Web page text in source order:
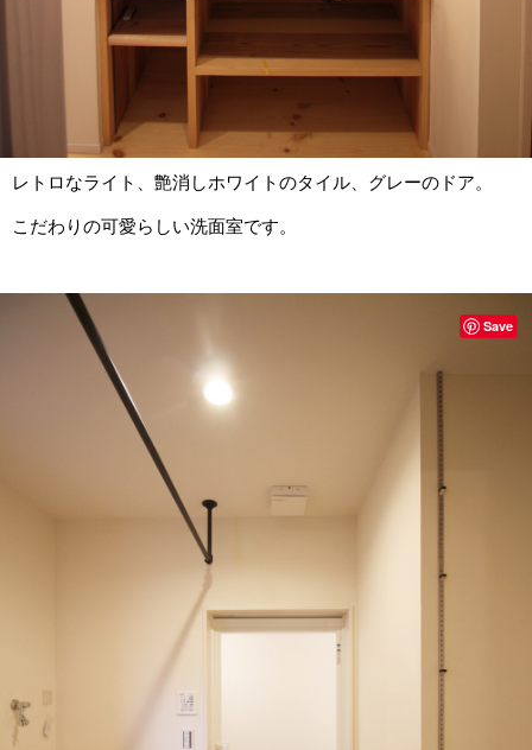
レトロなライト、艶消しホワイトのタイル、グレーのドア。
こだわりの可愛らしい洗面室です。
Save